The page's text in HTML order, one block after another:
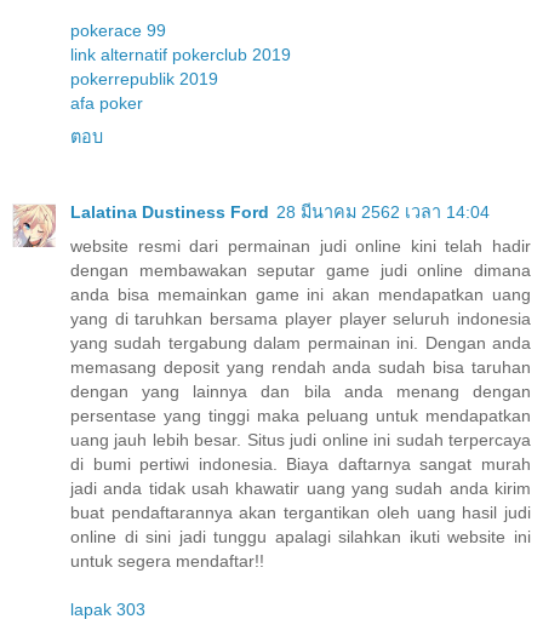
pokerace 99
link alternatif pokerclub 2019
pokerrepublik 2019
afa poker
ตอบ
Lalatina Dustiness Ford 28 มีนาคม 2562 เวลา 14:04
website resmi dari permainan judi online kini telah hadir
dengan membawakan seputar game judi online dimana
anda bisa memainkan game ini akan mendapatkan uang
yang di taruhkan bersama player player seluruh indonesia
yang sudah tergabung dalam permainan ini. Dengan anda
memasang deposit yang rendah anda sudah bisa taruhan
dengan yang lainnya dan bila anda menang dengan
persentase yang tinggi maka peluang untuk mendapatkan
uang jauh lebih besar. Situs judi online ini sudah terpercaya
di bumi pertiwi indonesia. Biaya daftarnya sangat murah
jadi anda tidak usah khawatir uang yang sudah anda kirim
buat pendaftarannya akan tergantikan oleh uang hasil judi
online di sini jadi tunggu apalagi silahkan ikuti website ini
untuk segera mendaftar!!
lapak 303